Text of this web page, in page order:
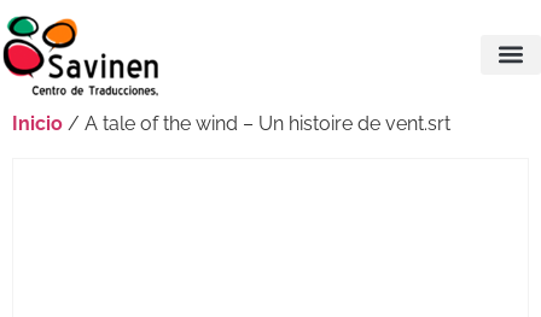
Inicio / A tale of the wind – Un histoire de vent.srt